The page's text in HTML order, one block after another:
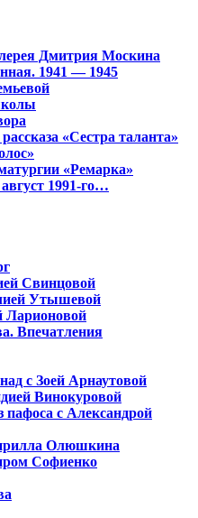
Дмитрия Москина
1941 — 1945
«Сестра таланта»
«Ремарка»
1991-го…
Свинцовой
Утышевой
Ларионовой
Впечатления
с Зоей Арнаутовой
Винокуровой
пафоса с Александрой
Олюшкина
Софиенко